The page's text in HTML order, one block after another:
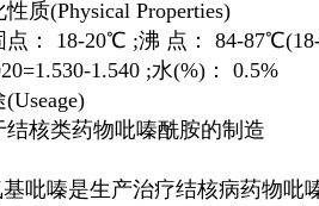
质(Physical Properties)
点： 18-20℃ ;沸 点： 84-87℃(18-
1.540 ;水(%)： 0.5%
结核类药物吡嗪酰胺的制造
吡嗪是生产治疗结核病药物吡